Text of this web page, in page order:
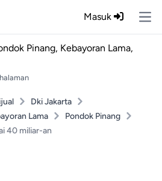
Masuk
Pinang, Kebayoran Lama,
Dki Jakarta
Lama
Pondok Pinang
40 miliar-an